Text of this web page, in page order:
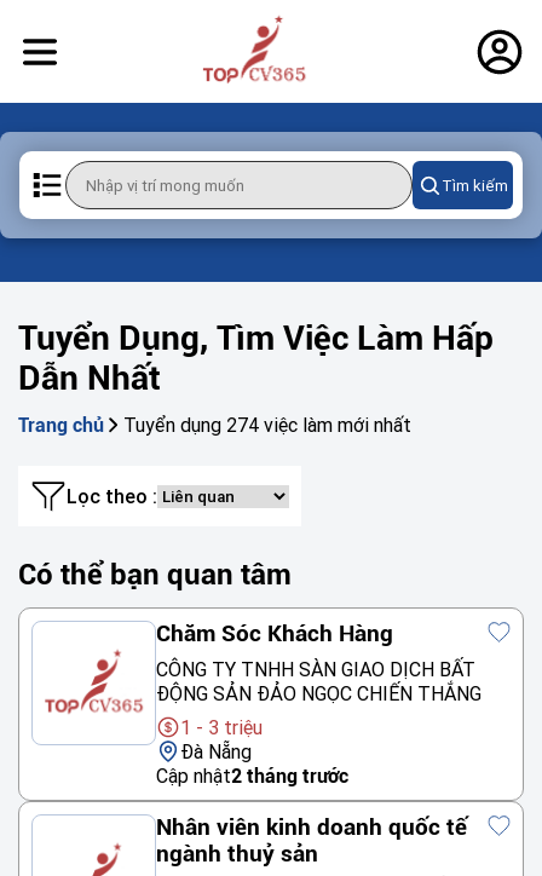
Tìm kiếm
Tuyển Dụng, Tìm Việc Làm Hấp
Dẫn Nhất
Trang chủ Tuyển dụng 274 việc làm mới nhất
Lọc theo :
Chăm Sóc Khách Hàng
CÔNG TY TNHH SÀN GIAO DỊCH BẤT
ĐỘNG SẢN ĐẢO NGỌC CHIẾN THẮNG
1 - 3 triệu
Đà Nẵng
Cập nhật2 tháng trước
Nhân viên kinh doanh quốc tế
ngành thuỷ sản
Có thể bạn quan tâm